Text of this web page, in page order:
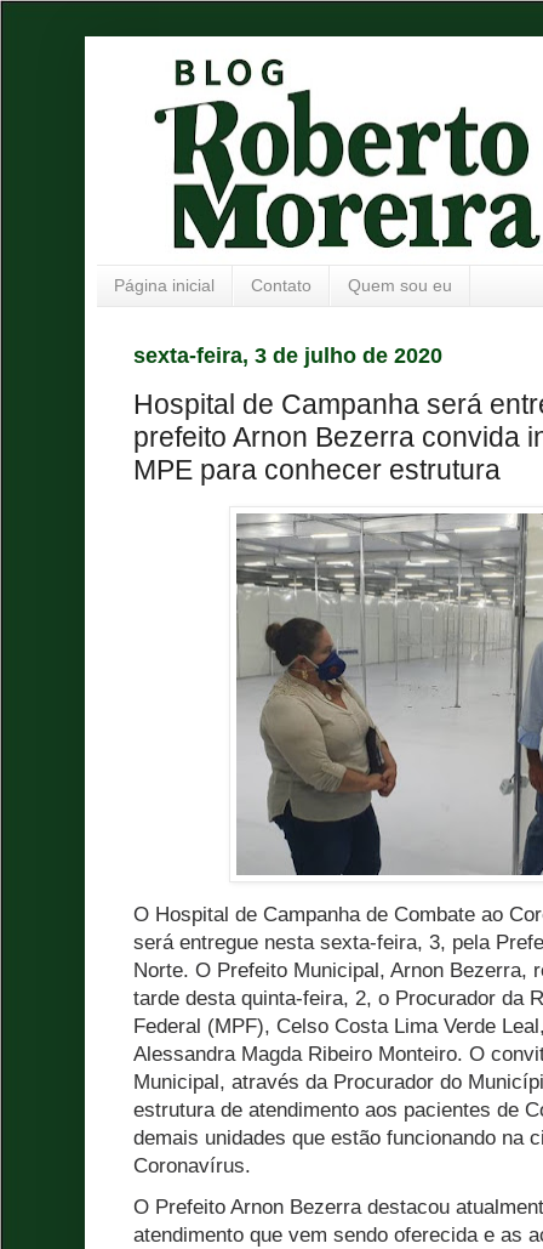
Página inicial Contato Quem sou eu
sexta-feira, 3 de julho de 2020
Hospital de Campanha será
prefeito Arnon Bezerra convida
MPE para conhecer estrutura
O Hospital de Campanha de Combate ao
será entregue nesta sexta-feira, 3, pela
Norte. O Prefeito Municipal, Arnon Bezerra,
tarde desta quinta-feira, 2, o Procurador da
Federal (MPF), Celso Costa Lima Verde
Alessandra Magda Ribeiro Monteiro. O
Municipal, através da Procurador do
estrutura de atendimento aos pacientes de
demais unidades que estão funcionando na
Coronavírus.
O Prefeito Arnon Bezerra destacou
atendimento que vem sendo oferecida e as